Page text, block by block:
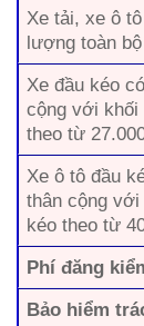
Xe tải, xe ô
lượng toàn
Xe đầu kéo
cộng với khối
theo từ
Xe ô tô đầu
thân cộng
kéo theo từ
Phí đăng
Bảo hiểm